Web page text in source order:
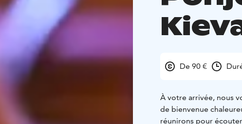
De 90 €
À votre arrivée, nous
de bienvenue
réunirons pour